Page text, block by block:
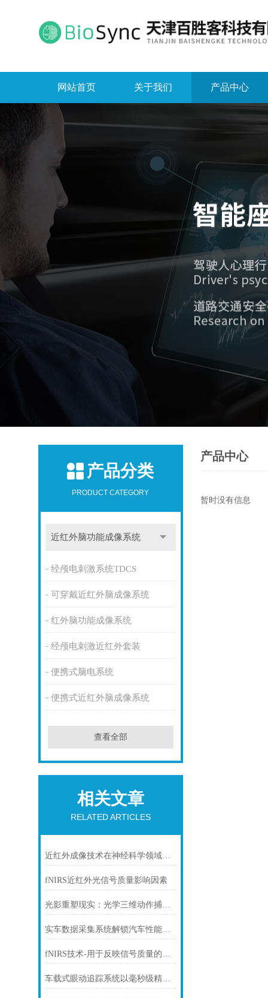
网站首页 关于我们 产品中心
产品分类
PRODUCT CATEGORY
近红外脑功能成像系统
经颅电刺激系统TDCS
可穿戴近红外脑成像系统
红外脑功能成像系统
经颅电刺激近红外套装
便携式脑电系统
便携式近红外脑成像系统
查看全部
相关文章
RELATED ARTICLES
近红外成像技术在神经科学领域的应用
fNIRS近红外光信号质量影响因素
光影重塑现实：光学三维动作捕捉系统的技术演进与未来图景
实车数据采集系统解锁汽车性能与智能的“数字钥匙”
fNIRS技术-用于反映信号质量的方式
车载式眼动追踪系统以毫秒级精度重塑智能驾驶安全新范式
产品中心
暂时没有信息